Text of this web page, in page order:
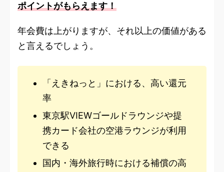
ポイントがもらえます！
年会費は上がりますが、それ以上の価値がある
と言えるでしょう。
「えきねっと」における、高い還元
率
東京駅VIEWゴールドラウンジや提
携カード会社の空港ラウンジが利用
できる
国内・海外旅行時における補償の高